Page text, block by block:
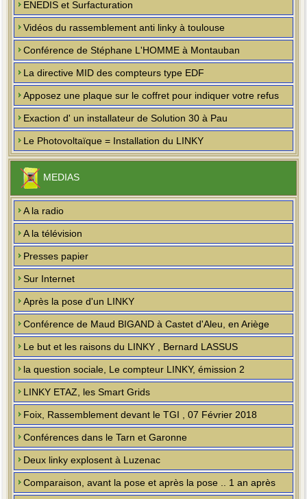
ENEDIS et Surfacturation
Vidéos du rassemblement anti linky à toulouse
Conférence de Stéphane L'HOMME à Montauban
La directive MID des compteurs type EDF
Apposez une plaque sur le coffret pour indiquer votre refus
Exaction d' un installateur de Solution 30 à Pau
Le Photovoltaïque = Installation du LINKY
MEDIAS
A la radio
A la télévision
Presses papier
Sur Internet
Après la pose d'un LINKY
Conférence de Maud BIGAND à Castet d'Aleu, en Ariège
Le but et les raisons du LINKY , Bernard LASSUS
la question sociale, Le compteur LINKY, émission 2
LINKY ETAZ, les Smart Grids
Foix, Rassemblement devant le TGI , 07 Février 2018
Conférences dans le Tarn et Garonne
Deux linky explosent à Luzenac
Comparaison, avant la pose et après la pose .. 1 an après